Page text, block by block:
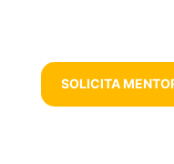
SOLICITA